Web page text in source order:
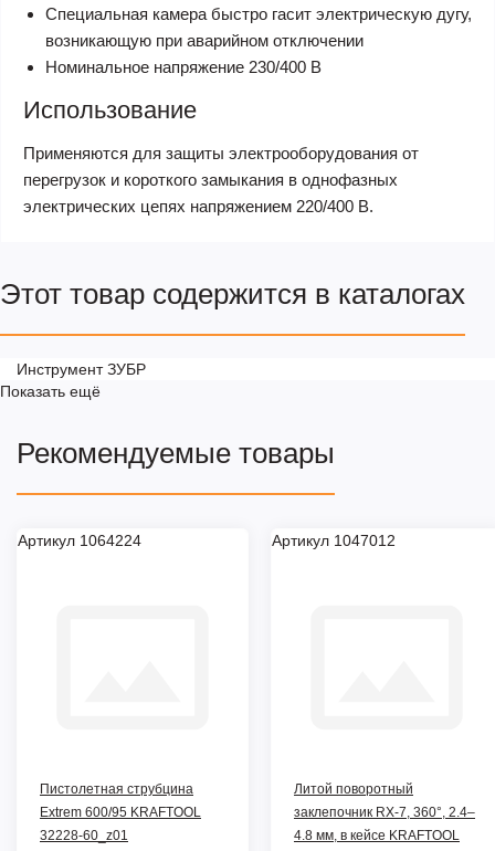
Специальная камера быстро гасит электрическую дугу,
возникающую при аварийном отключении
Номинальное напряжение 230/400 В
Использование
Применяются для защиты электрооборудования от
перегрузок и короткого замыкания в однофазных
электрических цепях напряжением 220/400 В.
Этот товар содержится в каталогах
Инструмент ЗУБР
Показать ещё
Рекомендуемые товары
Артикул 1064224
Пистолетная струбцина
Extrem 600/95 KRAFTOOL
32228-60_z01
Артикул 1047012
Литой поворотный
заклепочник RX-7, 360°, 2.4–
4.8 мм, в кейсе KRAFTOOL